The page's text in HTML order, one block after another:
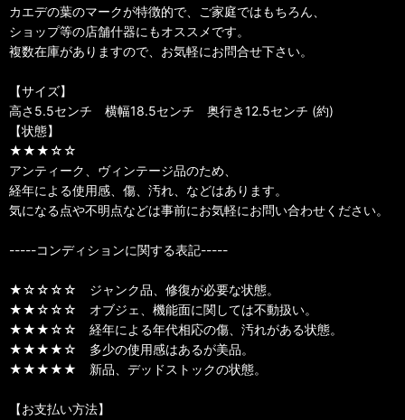
カエデの葉のマークが特徴的で、ご家庭ではもちろん、
ショップ等の店舗什器にもオススメです。
複数在庫がありますので、お気軽にお問合せ下さい。
【サイズ】
高さ5.5センチ 横幅18.5センチ 奥行き12.5センチ (約)
【状態】
★★★☆☆
アンティーク、ヴィンテージ品のため、
経年による使用感、傷、汚れ、などはあります。
気になる点や不明点などは事前にお気軽にお問い合わせください。
-----コンディションに関する表記-----
★☆☆☆☆ ジャンク品、修復が必要な状態。
★★☆☆☆ オブジェ、機能面に関しては不動扱い。
★★★☆☆ 経年による年代相応の傷、汚れがある状態。
★★★★☆ 多少の使用感はあるが美品。
★★★★★ 新品、デッドストックの状態。
【お支払い方法】